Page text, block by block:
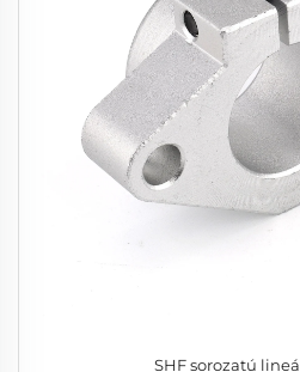
SHF sorozatú